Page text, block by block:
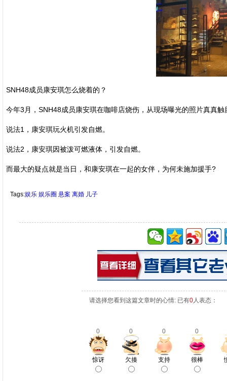
SNH48成员康安琪怎么烧着的？
今年3月，SNH48成员康安琪在咖啡店烧伤，从现场曝光的照片真真触
说法1，康安琪玩火机引发自燃。
说法2，康安琪因被泼可燃液体，引发自燃。
而最大的疑点就是当日，和康安琪在一起的女伴，为何未施加援手?
Tags:娱乐 娱乐圈 悬案 离婚 儿子
请选择您看到这篇文章时的心情: 已有0人表态：
0 0 0 0
惊讶 欠揍 支持 很棒